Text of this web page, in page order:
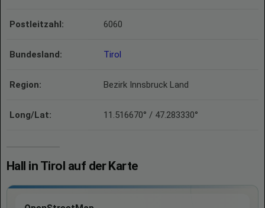
Postleitzahl: 6060
Bundesland: Tirol
Region: Bezirk Innsbruck Land
Long/Lat: 11.516670° / 47.283330°
Hall in Tirol auf der Karte